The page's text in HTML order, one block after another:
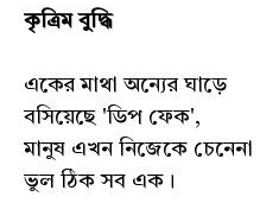
কৃত্রিম বুদ্ধি
একের মাথা অন্যের ঘাড়ে
বসিয়েছে 'ডিপ ফেক',
মানুষ এখন নিজেকে চেনেনা
ভুল ঠিক সব এক।